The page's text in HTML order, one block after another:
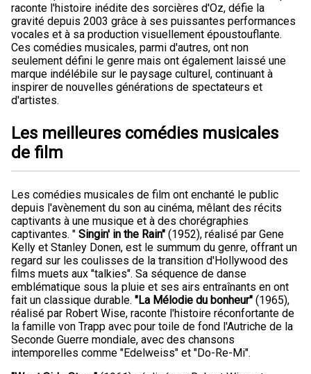
raconte l'histoire inédite des sorcières d'Oz, défie la
gravité depuis 2003 grâce à ses puissantes performances
vocales et à sa production visuellement époustouflante.
Ces comédies musicales, parmi d'autres, ont non
seulement défini le genre mais ont également laissé une
marque indélébile sur le paysage culturel, continuant à
inspirer de nouvelles générations de spectateurs et
d'artistes.
Les meilleures comédies musicales
de film
Les comédies musicales de film ont enchanté le public
depuis l'avènement du son au cinéma, mêlant des récits
captivants à une musique et à des chorégraphies
captivantes. " Singin' in the Rain" (1952), réalisé par Gene
Kelly et Stanley Donen, est le summum du genre, offrant un
regard sur les coulisses de la transition d'Hollywood des
films muets aux "talkies". Sa séquence de danse
emblématique sous la pluie et ses airs entraînants en ont
fait un classique durable. "La Mélodie du bonheur" (1965),
réalisé par Robert Wise, raconte l'histoire réconfortante de
la famille von Trapp avec pour toile de fond l'Autriche de la
Seconde Guerre mondiale, avec des chansons
intemporelles comme "Edelweiss" et "Do-Re-Mi".